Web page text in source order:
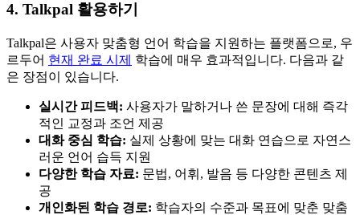
4. Talkpal 활용하기
Talkpal은 사용자 맞춤형 언어 학습을 지원하는 플랫폼으로, 우
르두어 현재 완료 시제 학습에 매우 효과적입니다. 다음과 같
은 장점이 있습니다.
실시간 피드백: 사용자가 말하거나 쓴 문장에 대해 즉각
적인 교정과 조언 제공
대화 중심 학습: 실제 상황에 맞는 대화 연습으로 자연스
러운 언어 습득 지원
다양한 학습 자료: 문법, 어휘, 발음 등 다양한 콘텐츠 제
공
개인화된 학습 경로: 학습자의 수준과 목표에 맞춘 맞춤